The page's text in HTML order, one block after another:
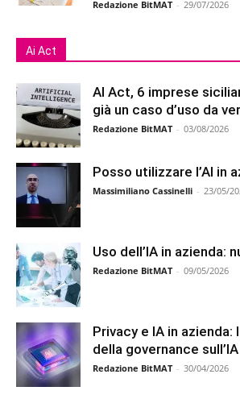
Redazione BitMAT - 29/07/2026
Ai Act
AI Act, 6 imprese
già un caso d’uso da
Redazione BitMAT - 03/08/2026
Posso utilizzare l’AI in
Massimiliano Cassinelli - 23/05/
Uso dell’IA in azienda:
Redazione BitMAT - 09/05/2026
Privacy e IA in azienda:
della governance sull’IA
Redazione BitMAT - 30/04/2026